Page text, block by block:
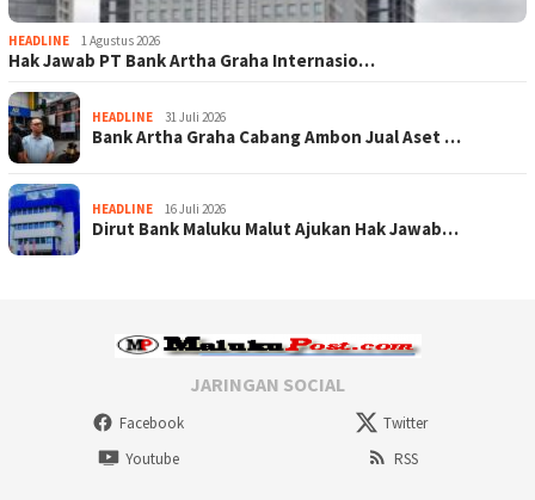
HEADLINE 1 Agustus 2026
Hak Jawab PT Bank Artha Graha Internasio…
HEADLINE 31 Juli 2026
Bank Artha Graha Cabang Ambon Jual Aset …
HEADLINE 16 Juli 2026
Dirut Bank Maluku Malut Ajukan Hak Jawab…
JARINGAN SOCIAL
Facebook
Twitter
Youtube
RSS